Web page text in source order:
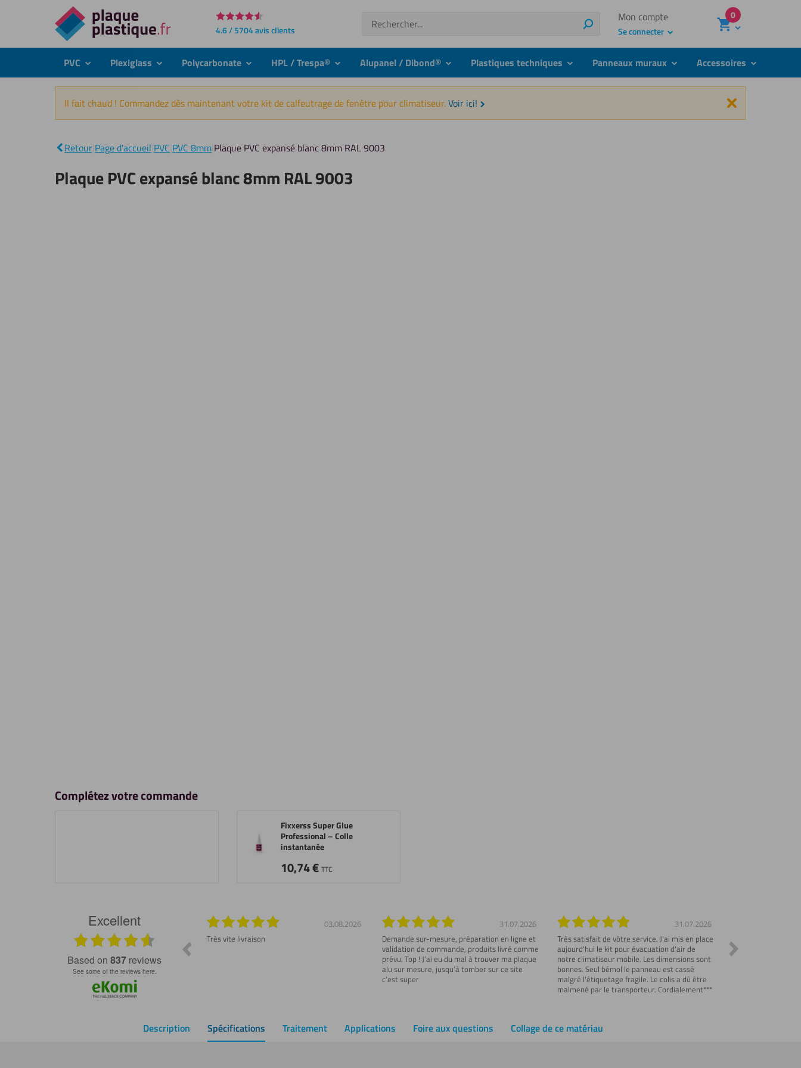
Directement
au
contenu
4.6 / 5704 avis clients
Recherche
Rechercher
Mon compte
Se connecter
0
PVC submenuPlexiglass submenuPolycarbonate submenuHPL / Trespa® submenuAlupanel / Dibond® submenuPlastiques techniques submenuPanneaux muraux submenuAccessoires submenu
Il fait chaud ! Commandez dès maintenant votre kit de calfeutrage de fenêtre pour climatiseur.Voir ici! Fermer
Retour Page d'accueil PVC PVC 8mm Plaque PVC expansé blanc 8mm RAL 9003
Plaque PVC expansé blanc 8mm RAL 9003
Complétez votre commande
Fixxerss Super Glue
Professional – Colle
instantanée
10,74€ TTC
Excellent
based on 837 reviews
see some of the reviews here.
Produit conforme et délai rapide ! Dommage
de ne pas avoir trouvé ce site plus tôt 😇
03.08.2026
Très vite livraison
31.07.2026
Demande sur-mesure, préparation en ligne et
validation de commande, produits livré comme
prévu. Top ! J’ai eu du mal à trouver ma plaque
alu sur mesure, jusqu’à tomber sur ce site
c’est super
31.07.2026
Très satisfait de vôtre service. J'ai mis en place
aujourd'hui le kit pour évacuation d'air de
notre climatiseur mobile. Les dimensions sont
bonnes. Seul bémol le panneau est cassé
malgré l'étiquetage fragile. Le colis a dû être
malmené par le transporteur. Cordialement***
Emballage de
Description Spécifications Traitement Applications Foire aux questions Collage de ce matériau